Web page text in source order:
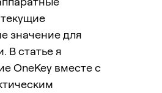
значение для
В статье я
OneKey вместе с